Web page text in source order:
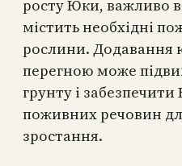
росту Юки, важливо
містить необхідні
рослини. Додавання
перегною може
грунту і
поживних речовин
зростання.